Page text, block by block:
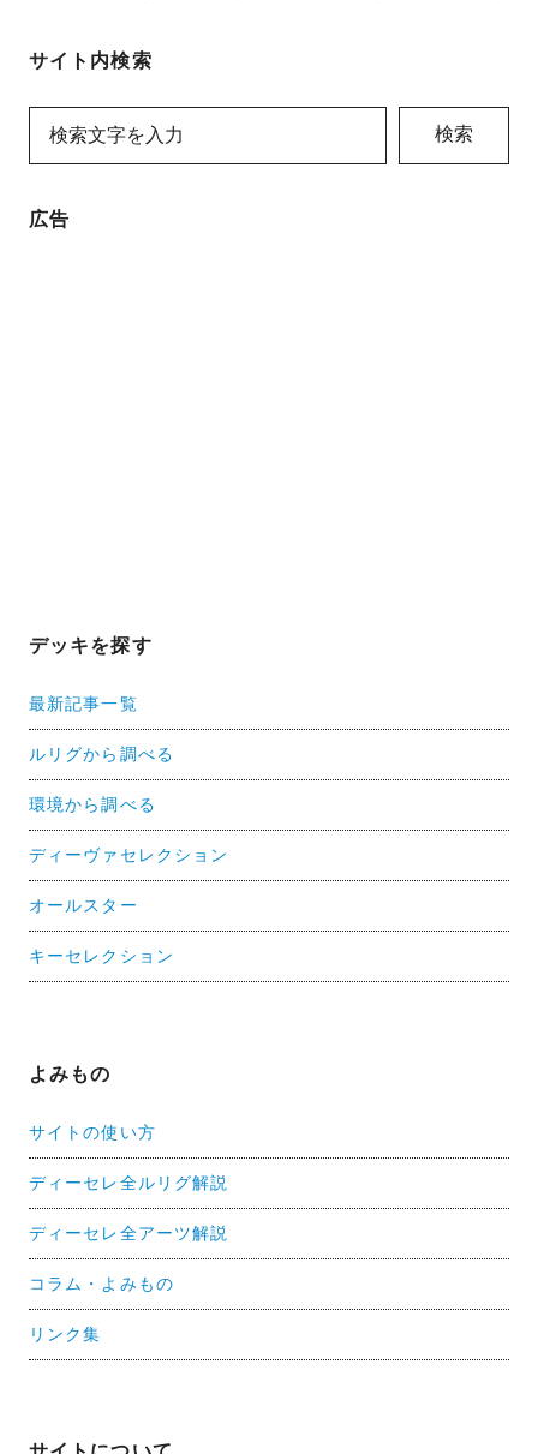
サイト内検索
検索
広告
デッキを探す
最新記事一覧
ルリグから調べる
環境から調べる
ディーヴァセレクション
オールスター
キーセレクション
よみもの
サイトの使い方
ディーセレ全ルリグ解説
ディーセレ全アーツ解説
コラム・よみもの
リンク集